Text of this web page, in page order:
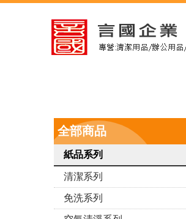
全部商品
紙品系列
清潔系列
免洗系列